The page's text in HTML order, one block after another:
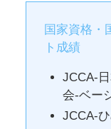
国家資格・
ト成績
JCCA-
会-ベー
JCCA-